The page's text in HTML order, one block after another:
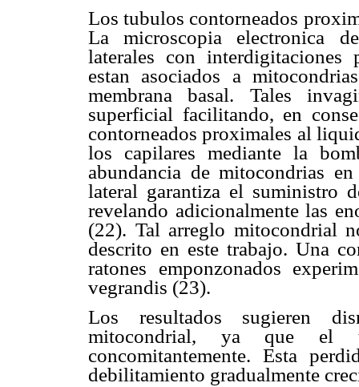
Los tubulos contorneados
La microscopia electronica
laterales con interdigitaciones
estan asociados a
membrana basal. Tales
superficial facilitando, en
contorneados proximales al
los capilares mediante la
abundancia de mitocondrias
lateral garantiza el suministro
revelando adicionalmente las
(22). Tal arreglo mitocondrial
descrito en este trabajo. Una
ratones emponzonados
vegrandis (23).
Los resultados sugieren
mitocondrial, ya que el
concomitantemente. Esta
debilitamiento gradualmente